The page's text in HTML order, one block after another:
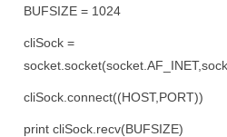
BUFSIZE = 1024
cliSock =
cliSock.connect((HOST,PORT))
print cliSock.recv(BUFSIZE)